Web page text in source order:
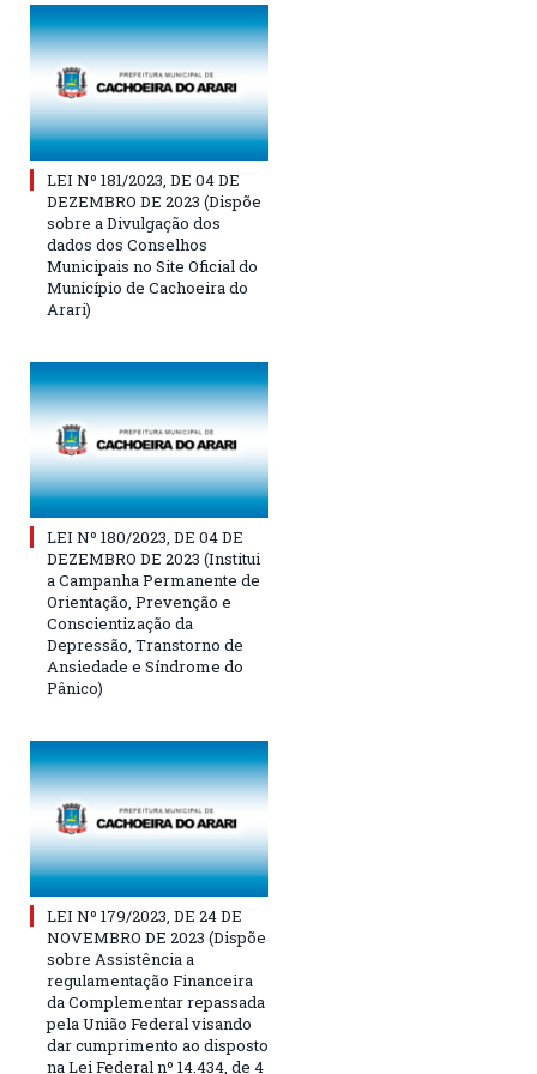
LEI Nº 181/2023, DE 04 DE
DEZEMBRO DE 2023 (Dispõe
sobre a Divulgação dos
dados dos Conselhos
Municipais no Site Oficial do
Município de Cachoeira do
Arari)
LEI Nº 180/2023, DE 04 DE
DEZEMBRO DE 2023 (Institui
a Campanha Permanente de
Orientação, Prevenção e
Conscientização da
Depressão, Transtorno de
Ansiedade e Síndrome do
Pânico)
LEI Nº 179/2023, DE 24 DE
NOVEMBRO DE 2023 (Dispõe
sobre Assistência a
regulamentação Financeira
da Complementar repassada
pela União Federal visando
dar cumprimento ao disposto
na Lei Federal nº 14.434, de 4